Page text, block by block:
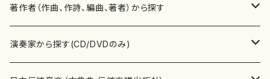
書籍
書籍
テキストブック
CD・DVD
邦楽器
箏・琴（ソロ）
箏・琴（合奏）
合唱
著作者（作曲、作詩、編曲、著者）から探す
あ行
演奏家から探す(CD/DVDのみ)